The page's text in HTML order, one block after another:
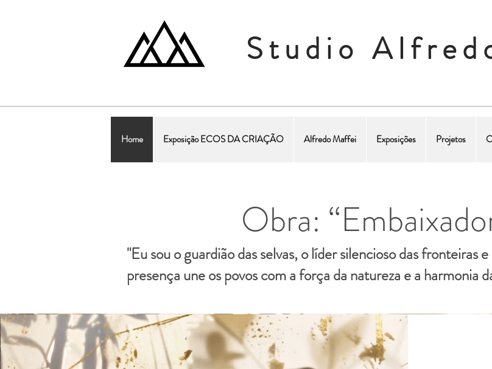
Studio
Home Exposição ECOS DA CRIAÇÃO Alfredo Maffei Exposições Projetos
Obra:
"Eu sou o guardião das selvas, o líder silencioso das fronteiras
presença une os povos com a força da natureza e a harmonia